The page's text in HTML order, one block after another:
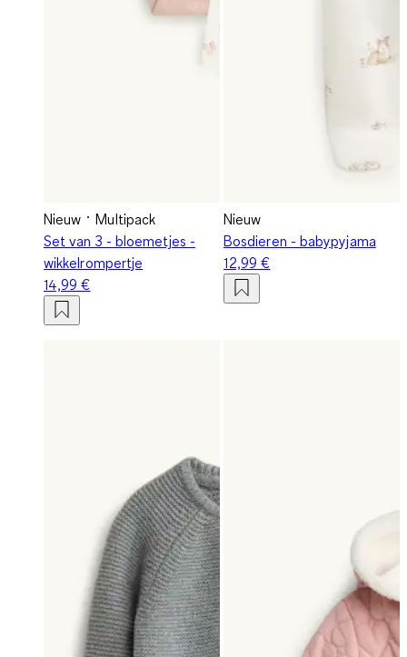
Nieuw
Multipack
Set van 3 - bloemetjes -
wikkelrompertje
14,99 €
Nieuw
Bosdieren - babypyjama
12,99 €